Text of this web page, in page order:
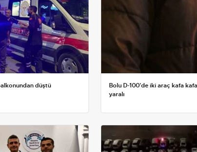
düştü
Bolu D-100'de iki araç kafa
yaralı